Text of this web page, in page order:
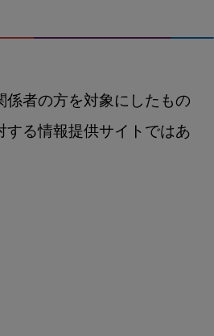
係者の方を対象にしたもの
する情報提供サイトではあ